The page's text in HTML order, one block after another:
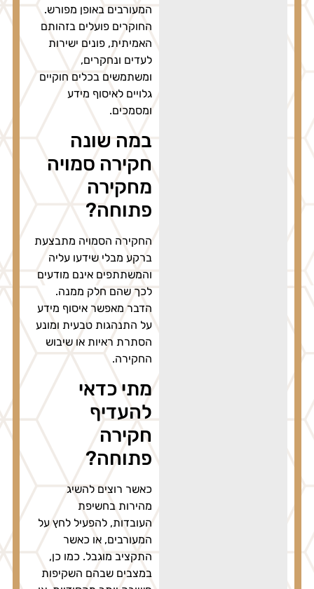
המעורבים באופן מפורש.
החוקרים פועלים בזהותם
האמיתית, פונים ישירות
לעדים ונחקרים,
ומשתמשים בכלים חוקיים
גלויים לאיסוף מידע
ומסמכים.
במה שונה
חקירה סמויה
מחקירה
פתוחה?
החקירה הסמויה מתבצעת
ברקע מבלי שידעו עליה
והמשתתפים אינם מודעים
לכך שהם חלק ממנה.
הדבר מאפשר איסוף מידע
על התנהגות טבעית ומונע
הסתרת ראיות או שיבוש
החקירה.
מתי כדאי
להעדיף
חקירה
פתוחה?
כאשר רוצים להשיג
מהירות בחשיפת
העובדות, להפעיל לחץ על
המעורבים, או כאשר
התקציב מוגבל. כמו כן,
במצבים שבהם השקיפות